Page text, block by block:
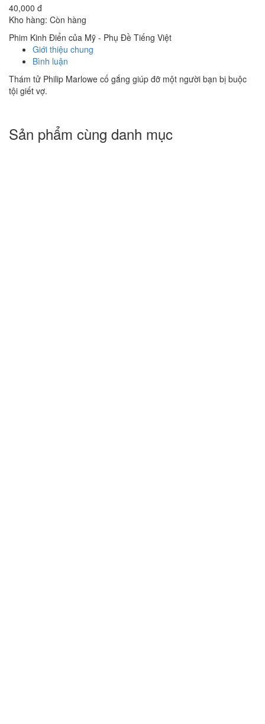
40,000 đ
Kho hàng: Còn hàng
Phim Kinh Điển của Mỹ - Phụ Đề Tiếng Việt
Giới thiệu chung
Bình luận
Thám tử Philip Marlowe cố gắng giúp đỡ một người bạn bị buộc
tội giết vợ.
Sản phẩm cùng danh mục